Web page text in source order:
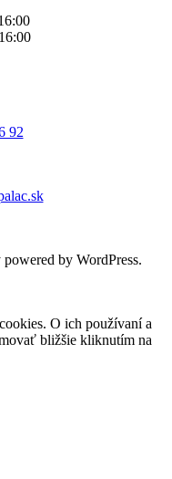
92
by WordPress.
O ich používaní a
bližšie kliknutím na